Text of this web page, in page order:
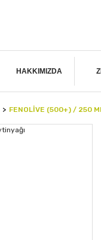
HAKKIMIZDA
FENOLIVE (500+) / 250